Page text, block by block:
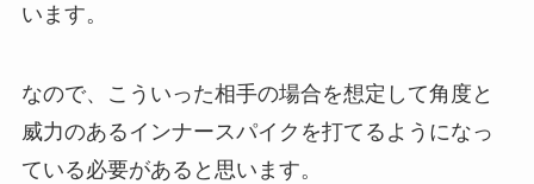
います。
なので、こういった相手の場合を想定して角度と
威力のあるインナースパイクを打てるようになっ
ている必要があると思います。